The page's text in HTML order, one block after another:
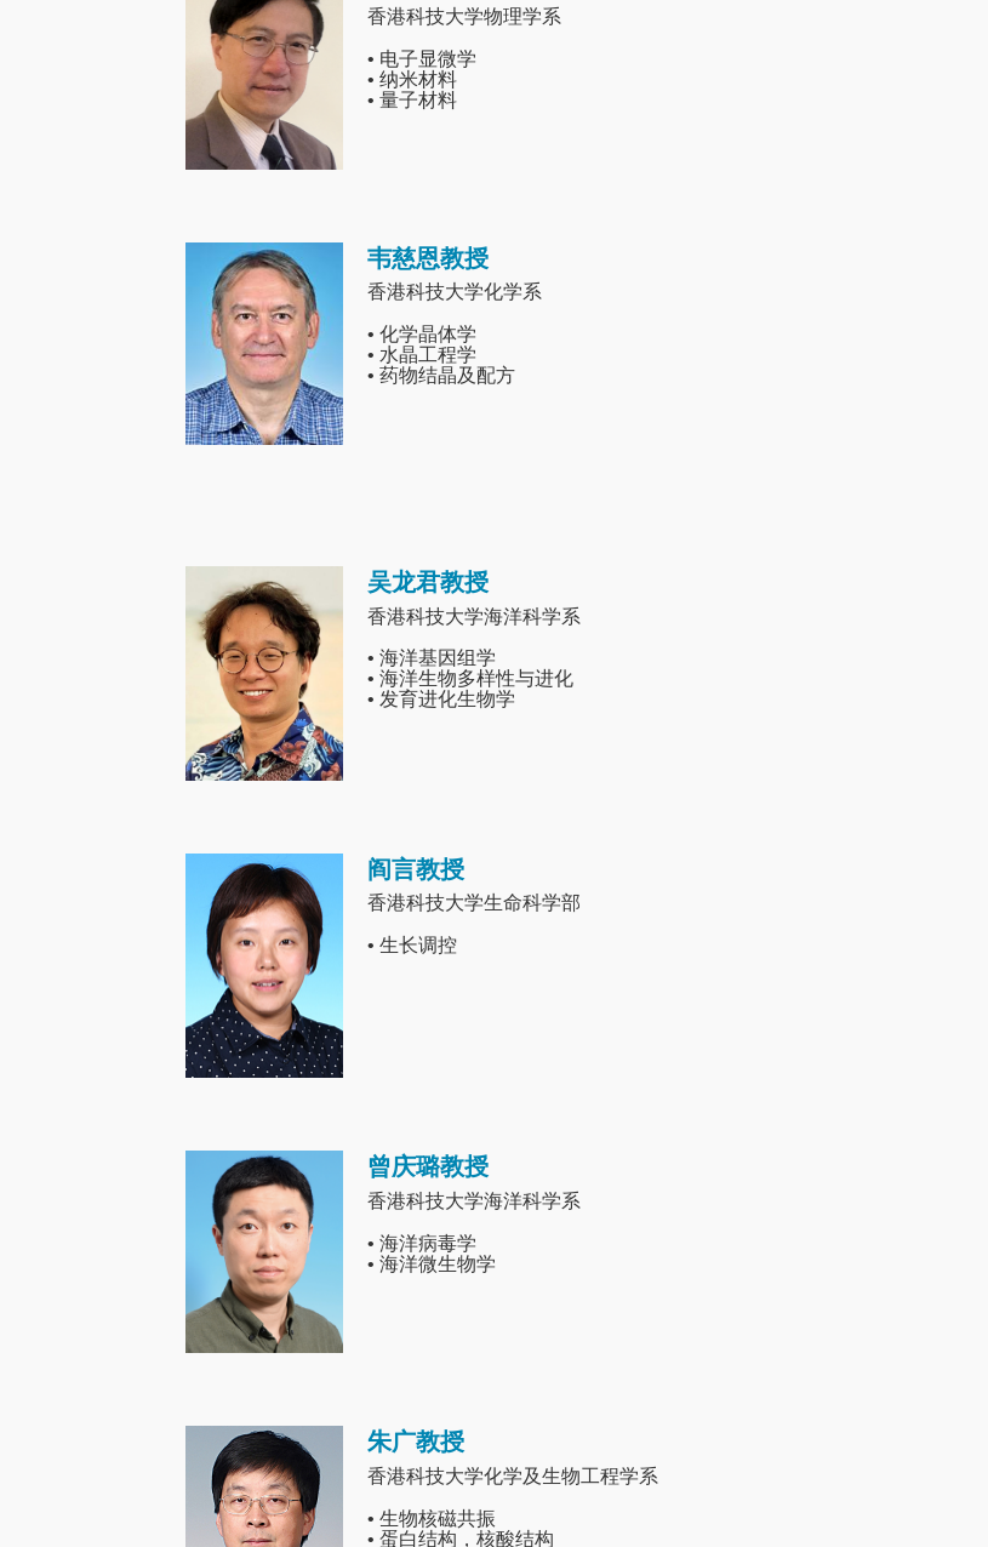
香港科技大学物理学系
• 电子显微学
• 纳米材料
• 量子材料
Image 韦慈恩教授
香港科技大学化学系
• 化学晶体学
• 水晶工程学
• 药物结晶及配方
Image 吴龙君教授
香港科技大学海洋科学系
• 海洋基因组学
• 海洋生物多样性与进化
• 发育进化生物学
Image 阎言教授
香港科技大学生命科学部
• 生长调控
Image 曾庆璐教授
香港科技大学海洋科学系
• 海洋病毒学
• 海洋微生物学
Image 朱广教授
香港科技大学化学及生物工程学系
• 生物核磁共振
• 蛋白结构，核酸结构